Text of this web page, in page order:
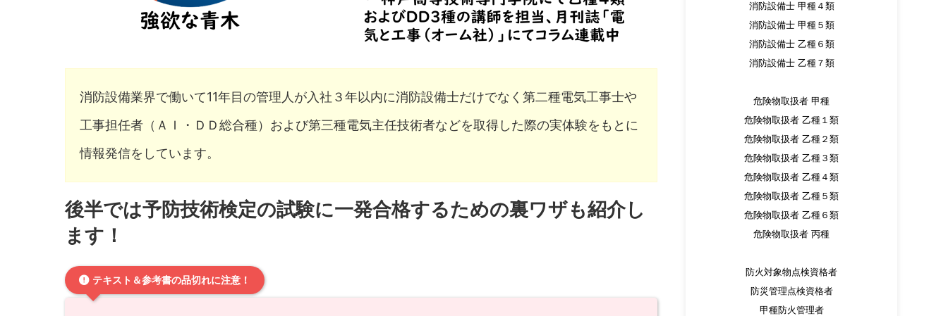
消防設備業界で働いて11年目の管理人が入社３年以内に消防設備士だけでなく第二種電気工事士や
工事担任者（ＡＩ・ＤＤ総合種）および第三種電気主任技術者などを取得した際の実体験をもとに
情報発信をしています。
後半では予防技術検定の試験に一発合格するための裏ワザも紹介し
ます！
テキスト＆参考書の品切れに注意！
消防設備士 甲種４類
消防設備士 甲種５類
消防設備士 乙種６類
消防設備士 乙種７類
危険物取扱者 甲種
危険物取扱者 乙種１類
危険物取扱者 乙種２類
危険物取扱者 乙種３類
危険物取扱者 乙種４類
危険物取扱者 乙種５類
危険物取扱者 乙種６類
危険物取扱者 丙種
防火対象物点検資格者
防災管理点検資格者
甲種防火管理者